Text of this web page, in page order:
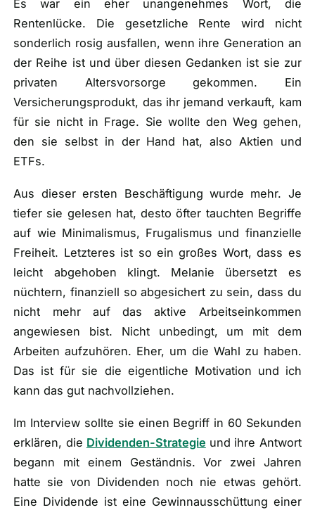
Es war ein eher unangenehmes Wort, die
Rentenlücke. Die gesetzliche Rente wird nicht
sonderlich rosig ausfallen, wenn ihre Generation an
der Reihe ist und über diesen Gedanken ist sie zur
privaten Altersvorsorge gekommen. Ein
Versicherungsprodukt, das ihr jemand verkauft, kam
für sie nicht in Frage. Sie wollte den Weg gehen,
den sie selbst in der Hand hat, also Aktien und
ETFs.
Aus dieser ersten Beschäftigung wurde mehr. Je
tiefer sie gelesen hat, desto öfter tauchten Begriffe
auf wie Minimalismus, Frugalismus und finanzielle
Freiheit. Letzteres ist so ein großes Wort, dass es
leicht abgehoben klingt. Melanie übersetzt es
nüchtern, finanziell so abgesichert zu sein, dass du
nicht mehr auf das aktive Arbeitseinkommen
angewiesen bist. Nicht unbedingt, um mit dem
Arbeiten aufzuhören. Eher, um die Wahl zu haben.
Das ist für sie die eigentliche Motivation und ich
kann das gut nachvollziehen.
Im Interview sollte sie einen Begriff in 60 Sekunden
erklären, die Dividenden-Strategie und ihre Antwort
begann mit einem Geständnis. Vor zwei Jahren
hatte sie von Dividenden noch nie etwas gehört.
Eine Dividende ist eine Gewinnausschüttung einer